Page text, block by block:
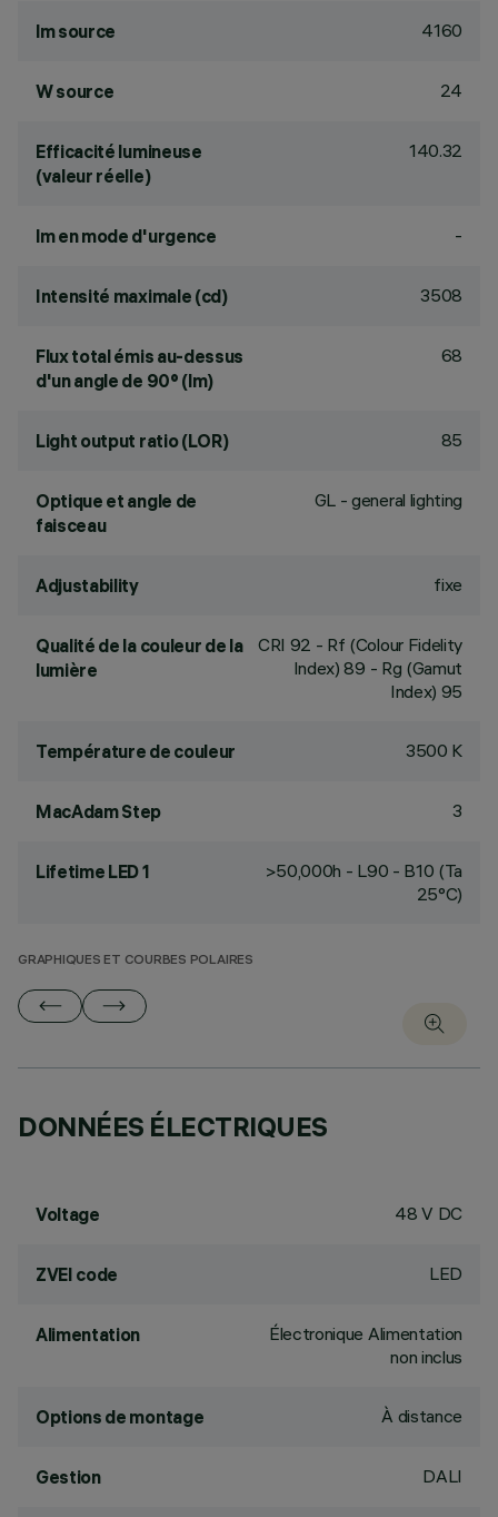
lm source 4160
W source 24
Efficacité lumineuse
(valeur réelle)
140.32
lm en mode d'urgence -
Intensité maximale (cd) 3508
Flux total émis au-dessus
d'un angle de 90° (lm)
68
Light output ratio (LOR) 85
Optique et angle de
faisceau
GL - general lighting
Adjustability fixe
Qualité de la couleur de la
lumière
CRI 92 - Rf (Colour Fidelity
Index) 89 - Rg (Gamut
Index) 95
Température de couleur 3500 K
MacAdam Step 3
Lifetime LED 1
>50,000h - L90 - B10 (Ta
25°C)
GRAPHIQUES ET COURBES POLAIRES
DONNÉES ÉLECTRIQUES
Voltage 48 V DC
ZVEI code LED
Alimentation
Électronique Alimentation
non inclus
Options de montage À distance
Gestion DALI